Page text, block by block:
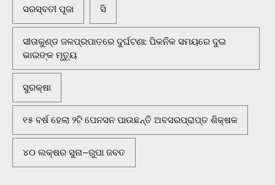
ସରସ୍ବତୀ ପୂଜା ସି
ସୀତାକୁଣ୍ଡ ଜଳପ୍ରପାତରେ ଦୁର୍ଘଟଣା: ପିକନିକ ସମୟରେ ଦୁଇ
ଭାଇଙ୍କ ମୃତ୍ୟୁ
ସୁରକ୍ଷା
୧୫ ବର୍ଷ ହେଲା ୨ଟି ପେନସନ ପାଉଛନ୍ତି ଅବସରପ୍ରାପ୍ତ ଶିକ୍ଷକ
୪୦ ଲକ୍ଷର ସୁନା–ରୁପା ଜବତ